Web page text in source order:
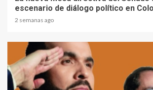
escenario de diálogo político en
2 semanas ago